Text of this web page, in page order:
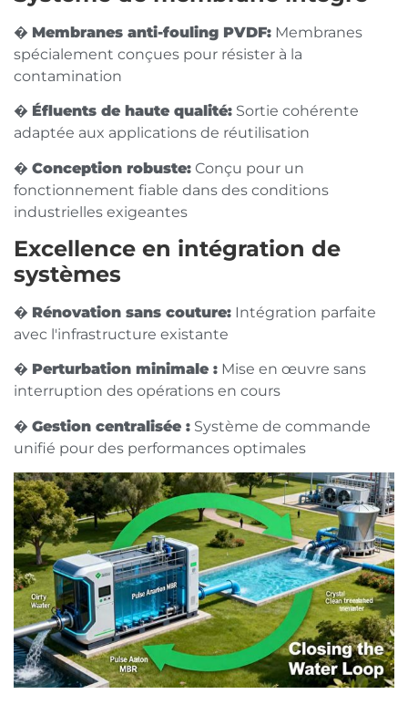
�️ Membranes anti-fouling PVDF: Membranes
spécialement conçues pour résister à la
contamination
� Éfluents de haute qualité: Sortie cohérente
adaptée aux applications de réutilisation
� Conception robuste: Conçu pour un
fonctionnement fiable dans des conditions
industrielles exigeantes
Excellence en intégration de
systèmes
�️ Rénovation sans couture: Intégration parfaite
avec l'infrastructure existante
� Perturbation minimale : Mise en œuvre sans
interruption des opérations en cours
� Gestion centralisée : Système de commande
unifié pour des performances optimales